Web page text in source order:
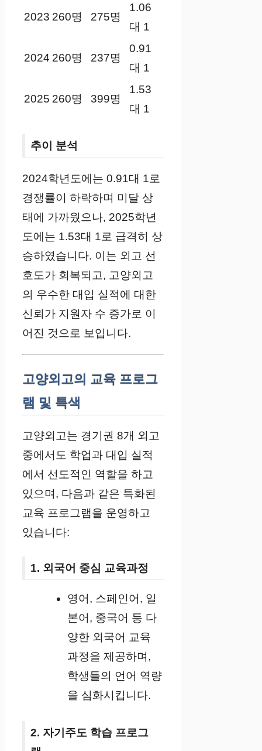
2023 260명 275명
1.06
대 1
2024 260명 237명
0.91
대 1
2025 260명 399명
1.53
대 1
추이 분석
2024학년도에는 0.91대 1로
경쟁률이 하락하며 미달 상
태에 가까웠으나, 2025학년
도에는 1.53대 1로 급격히 상
승하였습니다. 이는 외고 선
호도가 회복되고, 고양외고
의 우수한 대입 실적에 대한
신뢰가 지원자 수 증가로 이
어진 것으로 보입니다.
고양외고의 교육 프로그
램 및 특색
고양외고는 경기권 8개 외고
중에서도 학업과 대입 실적
에서 선도적인 역할을 하고
있으며, 다음과 같은 특화된
교육 프로그램을 운영하고
있습니다:
1. 외국어 중심 교육과정
영어, 스페인어, 일
본어, 중국어 등 다
양한 외국어 교육
과정을 제공하며,
학생들의 언어 역량
을 심화시킵니다.
2. 자기주도 학습 프로그